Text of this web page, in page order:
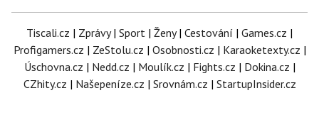
Tiscali.cz | Zprávy| Sport | Ženy| Cestování | Games.cz |
Profigamers.cz | ZeStolu.cz | Osobnosti.cz | Karaoketexty.cz |
Úschovna.cz | Nedd.cz | Moulík.cz | Fights.cz | Dokina.cz |
CZhity.cz | Našepeníze.cz | Srovnám.cz | StartupInsider.cz